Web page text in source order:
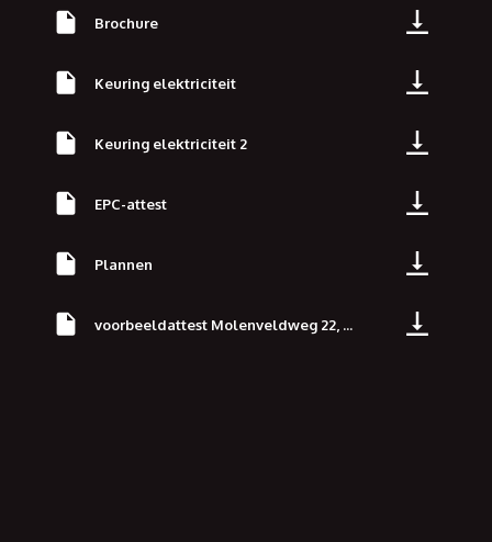
Brochure
Keuring elektriciteit
Keuring elektriciteit 2
EPC-attest
Plannen
voorbeeldattest Molenveldweg 22, ...